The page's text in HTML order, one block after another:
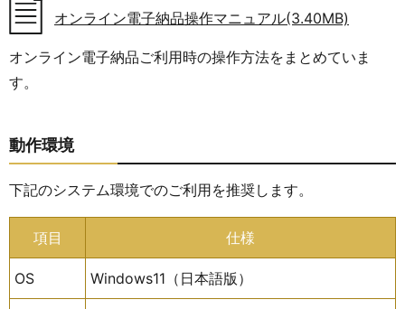
オンライン電子納品操作マニュアル(3.40MB)
オンライン電子納品ご利用時の操作方法をまとめていま
す。
動作環境
下記のシステム環境でのご利用を推奨します。
項目 仕様
OS Windows11（日本語版）